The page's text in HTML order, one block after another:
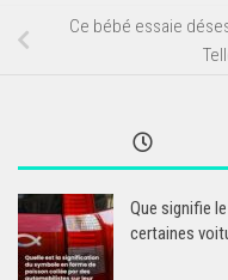
Ce bébé essaie
Que signifie
certaines